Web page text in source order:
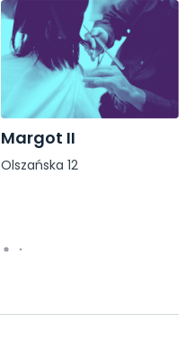
Margot II
Olszańska 12